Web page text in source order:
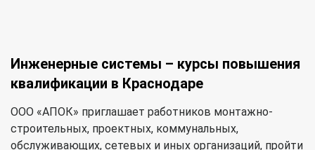
Инженерные системы – курсы повышения
квалификации в Краснодаре
ООО «АПОК» приглашает работников монтажно-
строительных, проектных, коммунальных,
обслуживающих, сетевых и иных организаций, пройти